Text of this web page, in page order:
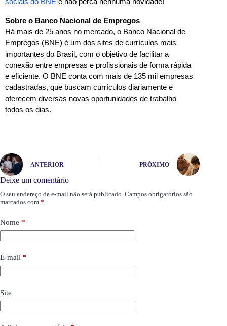
Sobre o Banco Nacional de Empregos
Há mais de 25 anos no mercado, o Banco Nacional de
Empregos (BNE) é um dos sites de currículos mais
importantes do Brasil, com o objetivo de facilitar a
conexão entre empresas e profissionais de forma rápida
e eficiente. O BNE conta com mais de 135 mil empresas
cadastradas, que buscam currículos diariamente e
oferecem diversas novas oportunidades de trabalho
todos os dias.
ANTERIOR PRÓXIMO
Deixe um comentário
O seu endereço de e-mail não será publicado. Campos obrigatórios são
marcados com *
Nome *
E-mail *
Site